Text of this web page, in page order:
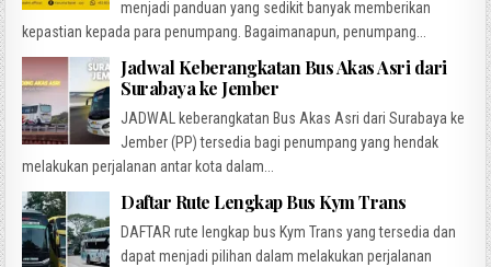
menjadi panduan yang sedikit banyak memberikan
kepastian kepada para penumpang. Bagaimanapun, penumpang...
Jadwal Keberangkatan Bus Akas Asri dari
Surabaya ke Jember
JADWAL keberangkatan Bus Akas Asri dari Surabaya ke
Jember (PP) tersedia bagi penumpang yang hendak
melakukan perjalanan antar kota dalam...
Daftar Rute Lengkap Bus Kym Trans
DAFTAR rute lengkap bus Kym Trans yang tersedia dan
dapat menjadi pilihan dalam melakukan perjalanan